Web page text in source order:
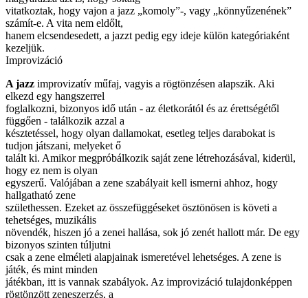
vitatkoztak, hogy vajon a jazz „komoly”-, vagy „könnyűzenének”
számít-e. A vita nem eldőlt,
hanem elcsendesedett, a jazzt pedig egy ideje külön kategóriaként
kezeljük.
Improvizáció
A jazz improvizatív műfaj, vagyis a rögtönzésen alapszik. Aki
elkezd egy hangszerrel
foglalkozni, bizonyos idő után - az életkorától és az érettségétől
függően - találkozik azzal a
késztetéssel, hogy olyan dallamokat, esetleg teljes darabokat is
tudjon játszani, melyeket ő
talált ki. Amikor megpróbálkozik saját zene létrehozásával, kiderül,
hogy ez nem is olyan
egyszerű. Valójában a zene szabályait kell ismerni ahhoz, hogy
hallgatható zene
születhessen. Ezeket az összefüggéseket ösztönösen is követi a
tehetséges, muzikális
növendék, hiszen jó a zenei hallása, sok jó zenét hallott már. De egy
bizonyos szinten túljutni
csak a zene elméleti alapjainak ismeretével lehetséges. A zene is
játék, és mint minden
játékban, itt is vannak szabályok. Az improvizáció tulajdonképpen
rögtönzött zeneszerzés, a